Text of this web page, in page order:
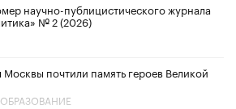
научно-публицистического журнала
№ 2 (2026)
почтили память героев Великой